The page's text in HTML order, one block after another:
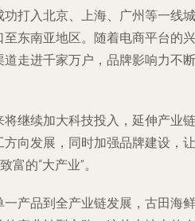
打入北京、上海、广州等一线城
东南亚地区。随着电商平台的兴
走进千家万户，品牌影响力不断
继续加大科技投入，延伸产业链
向发展，同时加强品牌建设，让
富的“大产业”。
产品到全产业链发展，古田海鲜